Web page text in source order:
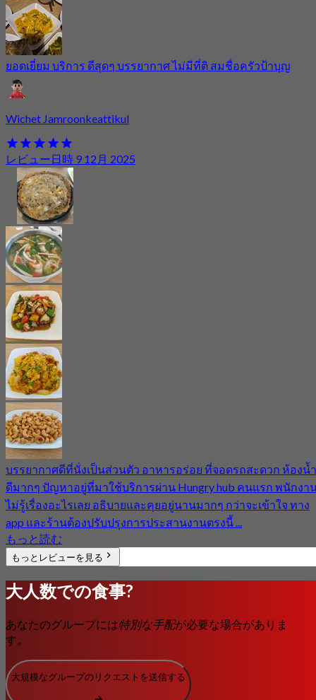
ยอดเยี่ยม บริการ ดีสุดๆ บรรยากาศ ไม่มีที่ติ สมชื่อครัวป้าบุญ
Wichet Jamroonkeattikul
レビュー日時 9 12月 2025
บรรยากาศดีที่นั่งเป็นส่วนตัว อาหารอร่อย ที่จอดรถสะดวก ห้องน้ำ
ดีมากๆ ปัญหาอยู่ที่มาใช้บริการผ่าน Hungry hub คนแรก พนักงา
ไม่รู้เรื่องอะไรเลย อธิบายและคุยอยู่นานมากๆ กว่าจะเข้าใจ ทาง
app และร้านต้องปรับปรุงการประสานงานตรงนี้ ...
もっと読む
もっとレビューを見る
大人数での食事?
あなたのグループには特別な手配が必要な場合がありま
す。
大規模なグループのリクエストを送信する